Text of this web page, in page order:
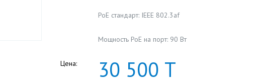
PoE стандарт: IEEE 802.3af
Мощность PoE на порт: 90 Вт
Цена: 30 500 Т